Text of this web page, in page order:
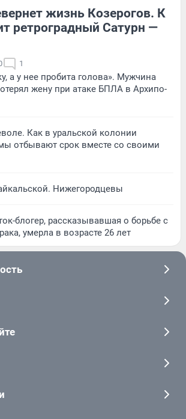
жизнь Козерогов. К
ретроградный Сатурн —
1
а у нее пробита голова». Мужчина
жену при атаке БПЛА в Архипо-
Как в уральской колонии
отбывают срок вместе со своими
Нижегородцевы
блогер, рассказывавшая о борьбе с
умерла в возрасте 26 лет